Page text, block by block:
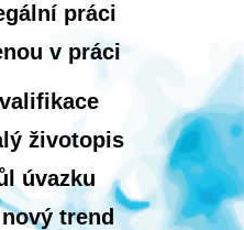
práci
v práci
životopis
úvazku
trend